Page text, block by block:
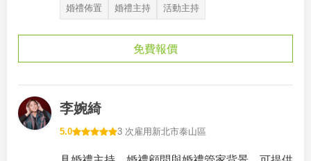
婚禮佈置 婚禮主持 活動主持
免費報價
李婉綺
5.0 3 次雇用 新北市泰山區